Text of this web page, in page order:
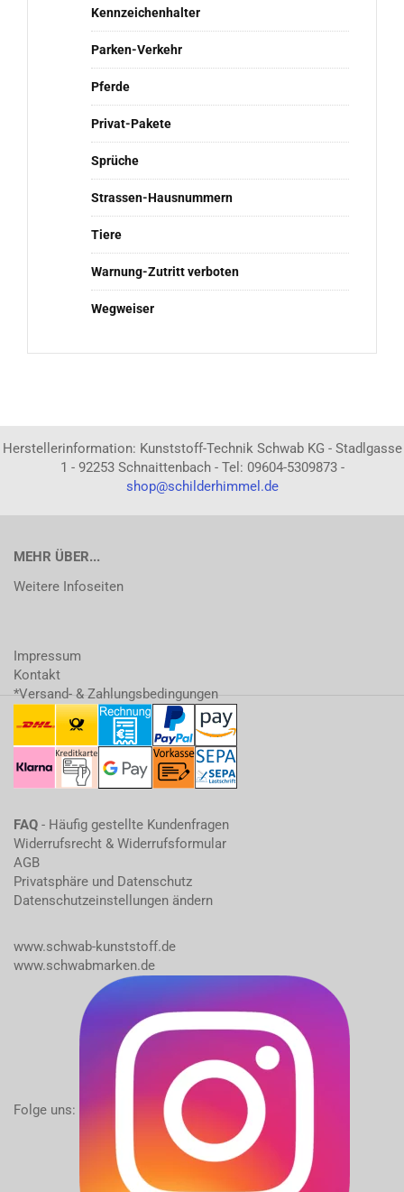
Kennzeichenhalter
Parken-Verkehr
Pferde
Privat-Pakete
Sprüche
Strassen-Hausnummern
Tiere
Warnung-Zutritt verboten
Wegweiser
Herstellerinformation: Kunststoff-Technik Schwab KG - Stadlgasse
1 - 92253 Schnaittenbach - Tel: 09604-5309873 -
shop@schilderhimmel.de
MEHR ÜBER...
Weitere Infoseiten
Impressum
Kontakt
*Versand- & Zahlungsbedingungen
FAQ - Häufig gestellte Kundenfragen
Widerrufsrecht & Widerrufsformular
AGB
Privatsphäre und Datenschutz
Datenschutzeinstellungen ändern
www.schwab-kunststoff.de
www.schwabmarken.de
Folge uns: